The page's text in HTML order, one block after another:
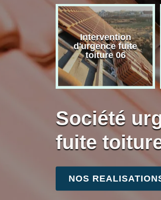
de
06
Intervention
d'urgence fuite
toiture 06
Société
fuite
NOS